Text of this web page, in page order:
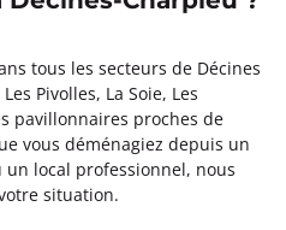
tous les secteurs de Décines
Pivolles, La Soie, Les
pavillonnaires proches de
vous déménagiez depuis un
local professionnel, nous
situation.